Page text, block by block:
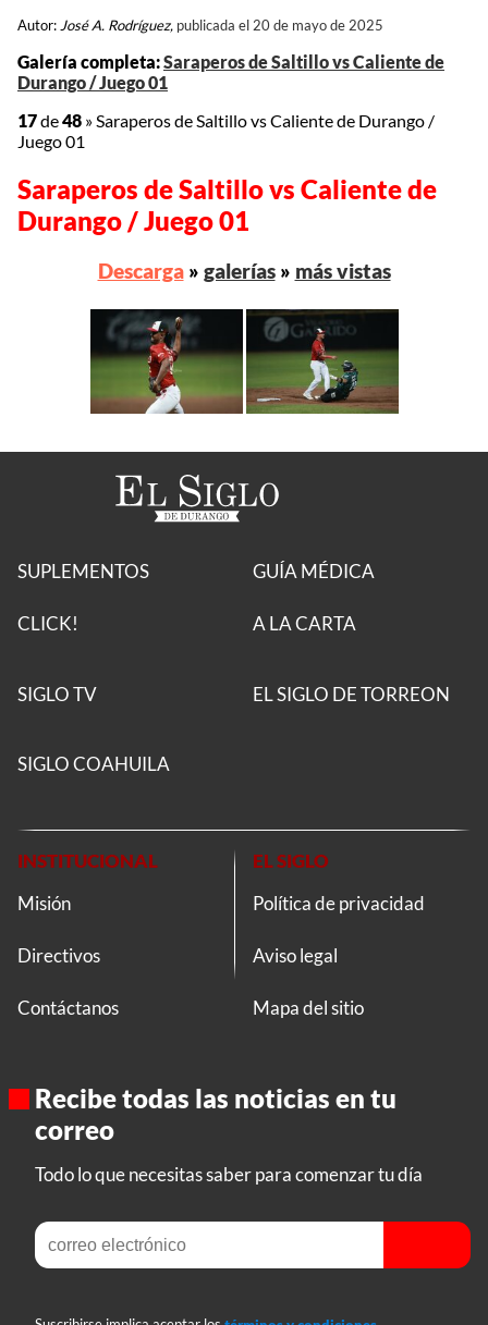
Autor: José A. Rodríguez, publicada el 20 de mayo de 2025
Galería completa:Saraperos de Saltillo vs Caliente de
Durango / Juego 01
17de48 »Saraperos de Saltillo vs Caliente de Durango /
Juego 01
Saraperos de Saltillo vs Caliente de
Durango / Juego 01
Descarga» galerías» más vistas
SUPLEMENTOS
CLICK!
GUÍA MÉDICA
A LA CARTA
SIGLO TV EL SIGLO DE TORREON
SIGLO COAHUILA
INSTITUCIONAL
Misión
Directivos
Contáctanos
EL SIGLO
Política de privacidad
Aviso legal
Mapa del sitio
Recibe todas las noticias en tu
correo
Todo lo que necesitas saber para comenzar tu día